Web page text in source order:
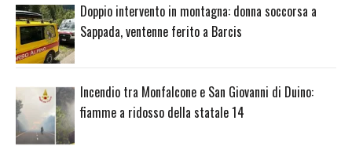
Doppio intervento in montagna: donna soccorsa a
Sappada, ventenne ferito a Barcis
Incendio tra Monfalcone e San Giovanni di Duino:
fiamme a ridosso della statale 14